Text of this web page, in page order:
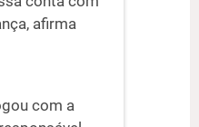
afirma
com a